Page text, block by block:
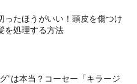
ったほうがいい！頭皮を傷つけ
を処理する方法
”は本当？コーセー「キラージ